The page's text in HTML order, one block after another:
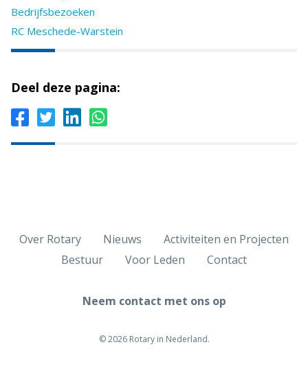
Bedrijfsbezoeken
RC Meschede-Warstein
Deel deze pagina:
Over Rotary Nieuws
Activiteiten en Projecten
Bestuur
Voor Leden Contact
Neem contact met ons op
© 2026 Rotary in Nederland.